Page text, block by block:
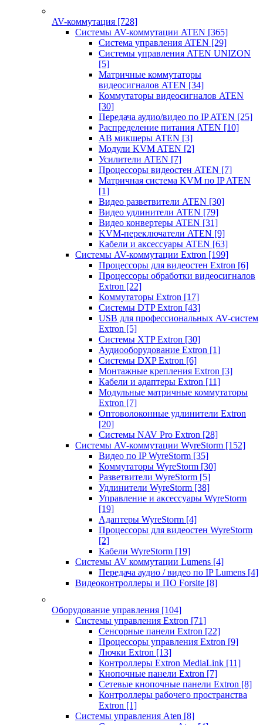
AV-коммутация [728]
Системы AV-коммутации ATEN [365]
Система управления ATEN [29]
Системы управления ATEN UNIZON
[5]
Матричные коммутаторы
видеосигналов ATEN [34]
Коммутаторы видеосигналов ATEN
[30]
Передача аудио/видео по IP ATEN [25]
Распределение питания ATEN [10]
АВ микшеры ATEN [3]
Модули KVM ATEN [2]
Усилители ATEN [7]
Процессоры видеостен ATEN [7]
Матричная система KVM по IP ATEN
[1]
Видео разветвители ATEN [30]
Видео удлинители ATEN [79]
Видео конвертеры ATEN [31]
KVM-переключатели ATEN [9]
Кабели и аксессуары ATEN [63]
Системы AV-коммутации Extron [199]
Процессоры для видеостен Extron [6]
Процессоры обработки видеосигналов
Extron [22]
Коммутаторы Extron [17]
Системы DTP Extron [43]
USB для профессиональных AV-систем
Extron [5]
Системы XTP Extron [30]
Аудиооборудование Extron [1]
Системы DXP Extron [6]
Монтажные крепления Extron [3]
Кабели и адаптеры Extron [11]
Модульные матричные коммутаторы
Extron [7]
Оптоволоконные удлинители Extron
[20]
Системы NAV Pro Extron [28]
Системы AV-коммутации WyreStorm [152]
Видео по IP WyreStorm [35]
Коммутаторы WyreStorm [30]
Разветвители WyreStorm [5]
Удлинители WyreStorm [38]
Управление и аксессуары WyreStorm
[19]
Адаптеры WyreStorm [4]
Процессоры для видеостен WyreStorm
[2]
Кабели WyreStorm [19]
Системы AV коммутации Lumens [4]
Передача аудио / видео по IP Lumens [4]
Видеоконтроллеры и ПО Forsite [8]
Оборудование управления [104]
Системы управления Extron [71]
Сенсорные панели Extron [22]
Процессоры управления Extron [9]
Лючки Extron [13]
Контроллеры Extron MediaLink [11]
Кнопочные панели Extron [7]
Сетевые кнопочные панели Extron [8]
Контроллеры рабочего пространства
Extron [1]
Системы управления Aten [8]